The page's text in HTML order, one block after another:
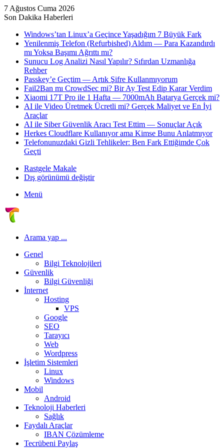
7 Ağustos Cuma 2026
Son Dakika Haberleri
Windows’tan Linux’a Geçince Yaşadığım 7 Büyük Fark
Yenilenmiş Telefon (Refurbished) Aldım — Para Kazandırdı
mı Yoksa Başımı Ağrıttı mı?
Sunucu Log Analizi Nasıl Yapılır? Sıfırdan Uzmanlığa
Rehber
Passkey’e Geçtim — Artık Şifre Kullanmıyorum
Fail2Ban mı CrowdSec mi? Bir Ay Test Edip Karar Verdim
Xiaomi 17T Pro ile 1 Hafta — 7000mAh Batarya Gerçek mi?
AI ile Video Üretmek Ücretli mi? Gerçek Maliyet ve En İyi
Araçlar
AI ile Siber Güvenlik Aracı Test Ettim — Sonuçlar Açık
Herkes Cloudflare Kullanıyor ama Kimse Bunu Anlatmıyor
Telefonunuzdaki Gizli Tehlikeler: Ben Fark Ettiğimde Çok
Geçti
Rastgele Makale
Dış görünümü değiştir
Menü
Arama yap ...
Genel
Bilgi Teknolojileri
Güvenlik
Bilgi Güvenliği
İnternet
Hosting
VPS
Google
SEO
Tarayıcı
Web
Wordpress
İşletim Sistemleri
Linux
Windows
Mobil
Android
Teknoloji Haberleri
Sağlık
Faydalı Araçlar
IBAN Çözümleme
Tecrübeni Paylaş